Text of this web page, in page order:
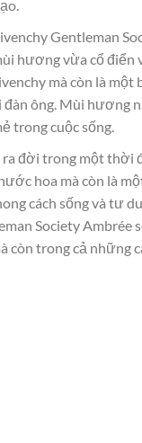
Gentleman
hương vừa cổ điển
mà còn là
ông. Mùi hương
trong cuộc sống.
đời trong một thời
hoa mà còn là
cách sống và tư
Society Ambrée
còn trong cả những